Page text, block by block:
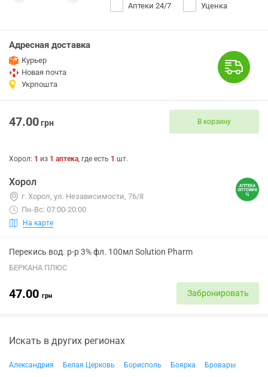
Аптеки 24/7 Уценка
Адресная доставка
Курьер
Новая почта
Укрпошта
47.00грн В корзину
Хорол: 1 из 1 аптека, где есть 1 шт.
Хорол
г. Хорол, ул. Независимости, 76/8
Пн-Вс: 07:00-20:00
На карте
Перекись вод. р-р 3% фл. 100мл Solution Pharm
БЕРКАНА ПЛЮС
47.00 грн Забронировать
Искать в других регионах
Александрия Белая Церковь Борисполь Боярка
Бровары